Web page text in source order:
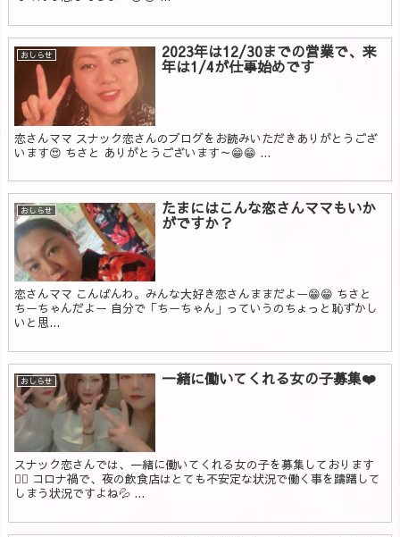
おしらせ 2023年は12/30までの営業で、来
年は1/4が仕事始めです
恋さんママ スナック恋さんのブログをお読みいただきありがとうござ
います😍 ちさと ありがとうございます～😁😁 ...
おしらせ たまにはこんな恋さんママもいか
がですか？
恋さんママ こんばんわ。みんな大好き恋さんままだよー😁😁 ちさと
ちーちゃんだよー 自分で「ちーちゃん」っていうのちょっと恥ずかし
いと思...
おしらせ 一緒に働いてくれる女の子募集❤️
スナック恋さんでは、一緒に働いてくれる女の子を募集しております
🙇‍♀️ コロナ禍で、夜の飲食店はとても不安定な状況で働く事を躊躇して
しまう状況ですよね💦 ...